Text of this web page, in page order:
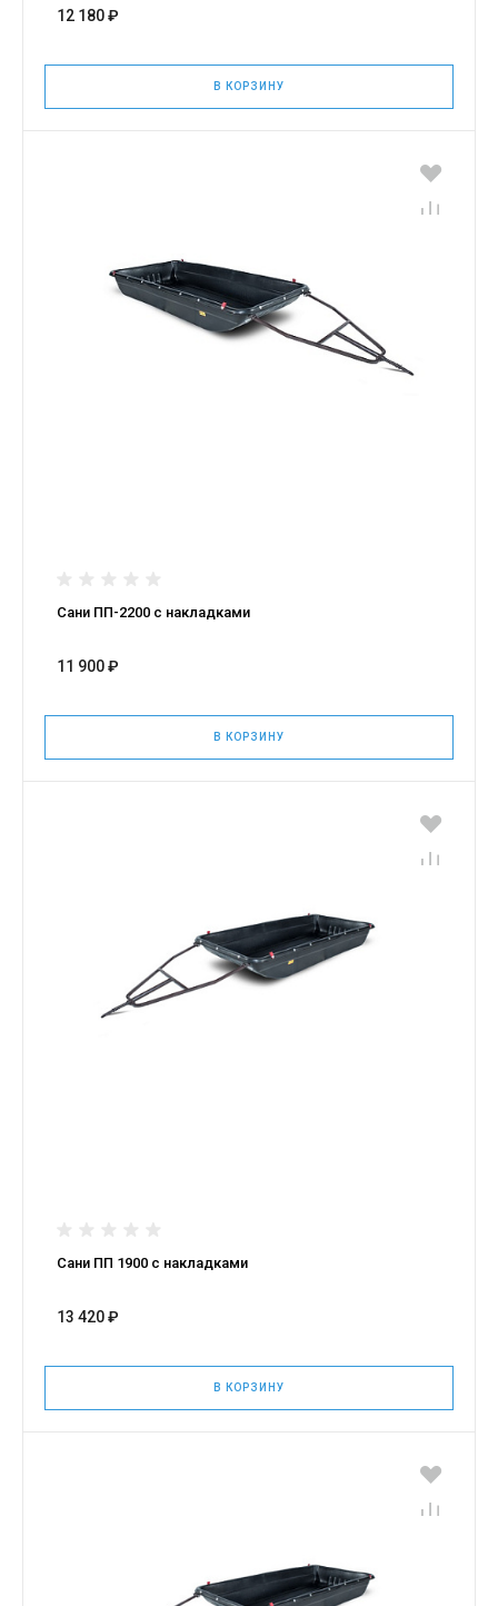
12 180 ₽
В КОРЗИНУ
Сани ПП-2200 с накладками
11 900 ₽
В КОРЗИНУ
Сани ПП 1900 с накладками
13 420 ₽
В КОРЗИНУ